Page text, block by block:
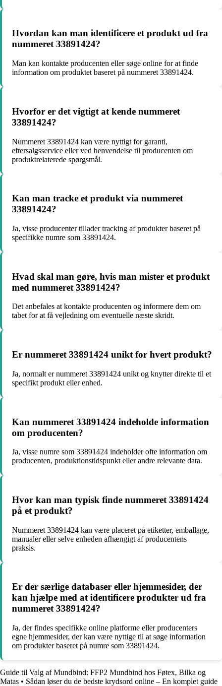
Hvordan kan man identificere et produkt ud fra
nummeret 33891424?
Man kan kontakte producenten eller søge online for at finde
information om produktet baseret på nummeret 33891424.
Hvorfor er det vigtigt at kende nummeret
33891424?
Nummeret 33891424 kan være nyttigt for garanti,
eftersalgsservice eller ved henvendelse til producenten om
produktrelaterede spørgsmål.
Kan man tracke et produkt via nummeret
33891424?
Ja, visse producenter tillader tracking af produkter baseret på
specifikke numre som 33891424.
Hvad skal man gøre, hvis man mister et produkt
med nummeret 33891424?
Det anbefales at kontakte producenten og informere dem om
tabet for at få vejledning om eventuelle næste skridt.
Er nummeret 33891424 unikt for hvert produkt?
Ja, normalt er nummeret 33891424 unikt og knytter direkte til et
specifikt produkt eller enhed.
Kan nummeret 33891424 indeholde information
om producenten?
Ja, visse numre som 33891424 indeholder ofte information om
producenten, produktionstidspunkt eller andre relevante data.
Hvor kan man typisk finde nummeret 33891424
på et produkt?
Nummeret 33891424 kan være placeret på etiketter, emballage,
manualer eller selve enheden afhængigt af producentens
praksis.
Er der særlige databaser eller hjemmesider, der
kan hjælpe med at identificere produkter ud fra
nummeret 33891424?
Ja, der findes specifikke online platforme eller producenters
egne hjemmesider, der kan være nyttige til at søge information
om produkter baseret på numre som 33891424.
Guide til Valg af Mundbind: FFP2 Mundbind hos Føtex, Bilka og
Matas • Sådan løser du de bedste krydsord online – En komplet guide